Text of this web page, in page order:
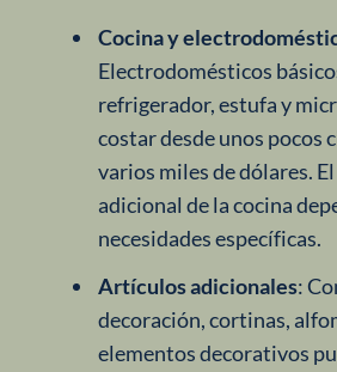
Cocina y
Electrodomésticos
refrigerador, estufa y
costar desde unos pocos
varios miles de dólares.
adicional de la cocina
necesidades específicas.
Artículos adicionales:
decoración, cortinas,
elementos decorativos